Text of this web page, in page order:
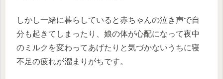
しかし一緒に暮らしていると赤ちゃんの泣き声で自
分も起きてしまったり、娘の体が心配になって夜中
のミルクを変わってあげたりと気づかないうちに寝
不足の疲れが溜まりがちです。